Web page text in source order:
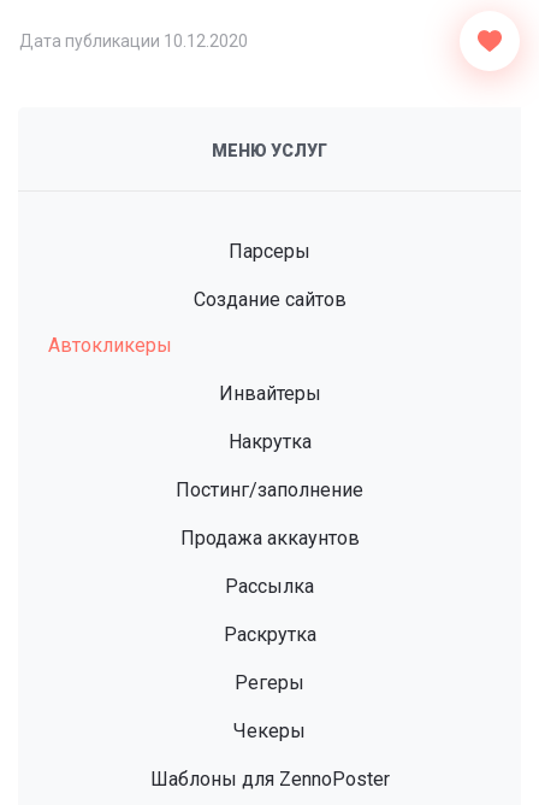
Дата публикации 10.12.2020
МЕНЮ УСЛУГ
Парсеры
Создание сайтов
Автокликеры
Инвайтеры
Накрутка
Постинг/заполнение
Продажа аккаунтов
Рассылка
Раскрутка
Регеры
Чекеры
Шаблоны для ZennoPoster